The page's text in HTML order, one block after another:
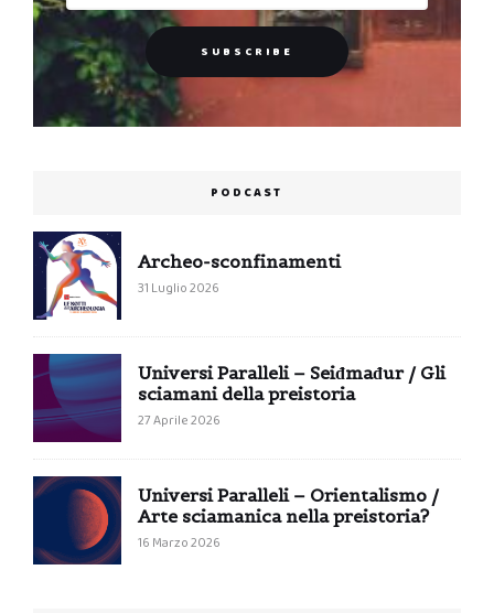
PODCAST
Archeo-sconfinamenti
31 Luglio 2026
Universi Paralleli – Seiđmađur / Gli
sciamani della preistoria
27 Aprile 2026
Universi Paralleli – Orientalismo /
Arte sciamanica nella preistoria?
16 Marzo 2026